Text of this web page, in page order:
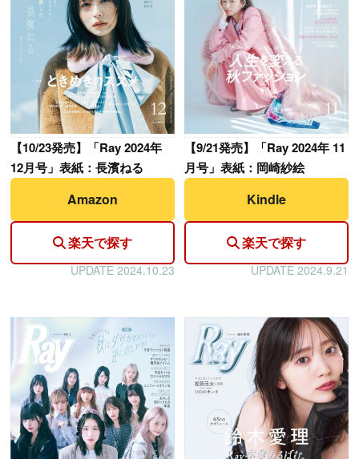
【10/23発売】「Ray 2024年
12月号」表紙：長濱ねる
Amazon
楽天で探す
UPDATE 2024.10.23
【9/21発売】「Ray 2024年 11
月号」表紙：岡崎紗絵
Kindle
楽天で探す
UPDATE 2024.9.21